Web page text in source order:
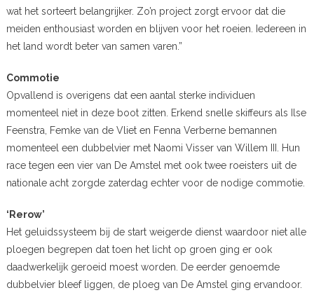
wat het sorteert belangrijker. Zo’n project zorgt ervoor dat die
meiden enthousiast worden en blijven voor het roeien. Iedereen in
het land wordt beter van samen varen.”
Commotie
Opvallend is overigens dat een aantal sterke individuen
momenteel niet in deze boot zitten. Erkend snelle skiffeurs als Ilse
Feenstra, Femke van de Vliet en Fenna Verberne bemannen
momenteel een dubbelvier met Naomi Visser van Willem III. Hun
race tegen een vier van De Amstel met ook twee roeisters uit de
nationale acht zorgde zaterdag echter voor de nodige commotie.
‘Rerow’
Het geluidssysteem bij de start weigerde dienst waardoor niet alle
ploegen begrepen dat toen het licht op groen ging er ook
daadwerkelijk geroeid moest worden. De eerder genoemde
dubbelvier bleef liggen, de ploeg van De Amstel ging ervandoor.